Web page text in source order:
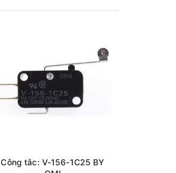
Công tắc: V-156-1C25 BY